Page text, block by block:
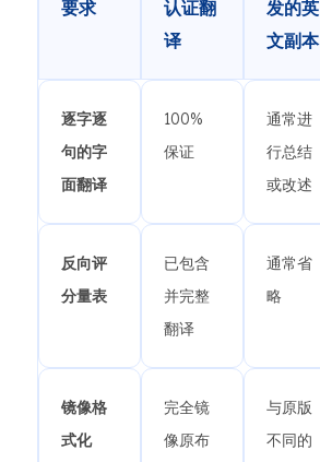
要求
认证翻
译
发的英
文副本
逐字逐
句的字
面翻译
100%
保证
通常进
行总结
或改述
反向评
分量表
已包含
并完整
翻译
通常省
略
镜像格
式化
完全镜
像原布
与原版
不同的